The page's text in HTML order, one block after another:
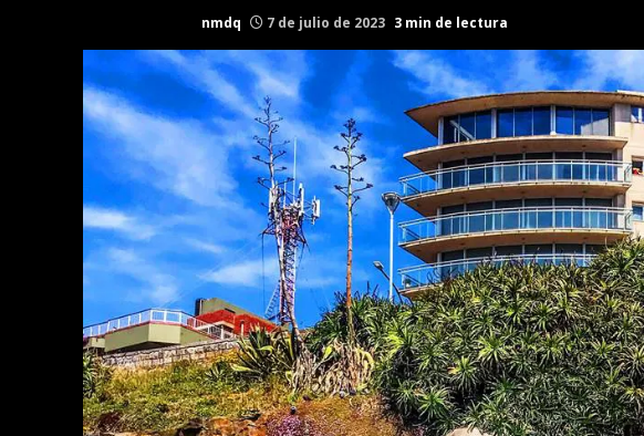
nmdq 7 de julio de 2023 3 min de lectura